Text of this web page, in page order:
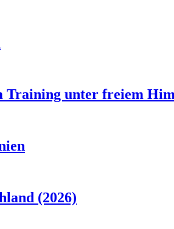
Training unter freiem
(2026)